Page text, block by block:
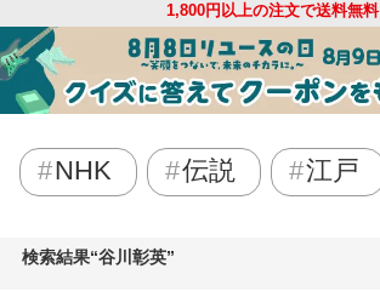
1,800円以上の注文で送料無料
NHK 伝説 江戸
検索結果 谷川彰英